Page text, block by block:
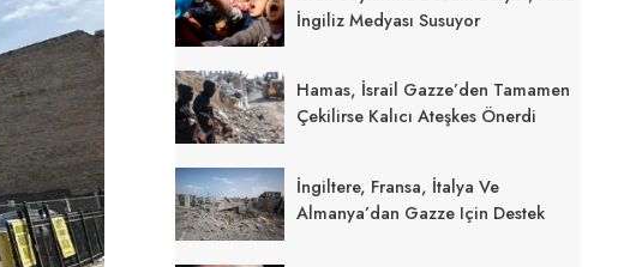
İngiliz Medyası Susuyor
Hamas, İsrail Gazze’den Tamamen
Çekilirse Kalıcı Ateşkes Önerdi
İngiltere, Fransa, İtalya Ve
Almanya’dan Gazze Için Destek